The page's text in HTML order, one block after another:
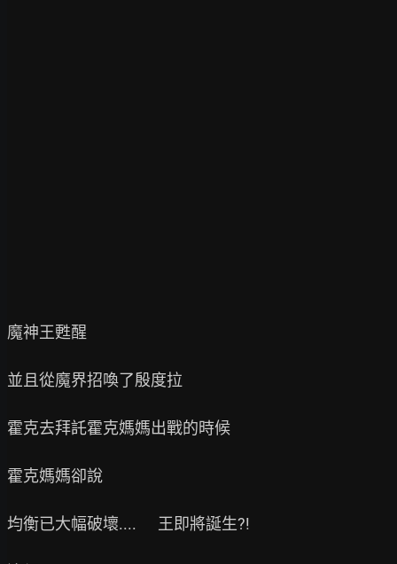
魔神王甦醒
並且從魔界招喚了殷度拉
霍克去拜託霍克媽媽出戰的時候
霍克媽媽卻說
均衡已大幅破壞....      王即將誕生?!